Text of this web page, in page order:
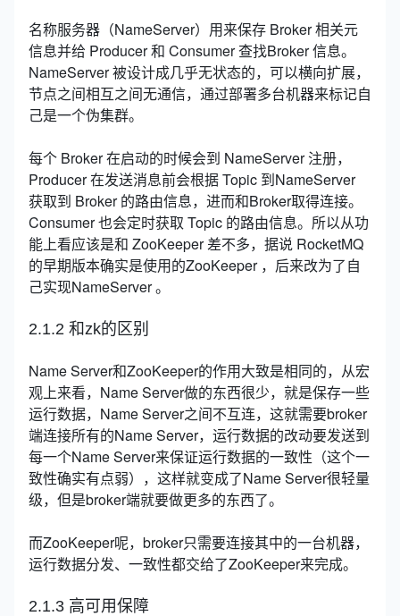
名称服务器（NameServer）用来保存 Broker 相关元
信息并给 Producer 和 Consumer 查找Broker 信息。
NameServer 被设计成几乎无状态的，可以横向扩展，
节点之间相互之间无通信，通过部署多台机器来标记自
己是一个伪集群。
每个 Broker 在启动的时候会到 NameServer 注册，
Producer 在发送消息前会根据 Topic 到NameServer
获取到 Broker 的路由信息，进而和Broker取得连接。
Consumer 也会定时获取 Topic 的路由信息。所以从功
能上看应该是和 ZooKeeper 差不多，据说 RocketMQ
的早期版本确实是使用的ZooKeeper ，后来改为了自
己实现NameServer 。
2.1.2 和zk的区别
Name Server和ZooKeeper的作用大致是相同的，从宏
观上来看，Name Server做的东西很少，就是保存一些
运行数据，Name Server之间不互连，这就需要broker
端连接所有的Name Server，运行数据的改动要发送到
每一个Name Server来保证运行数据的一致性（这个一
致性确实有点弱），这样就变成了Name Server很轻量
级，但是broker端就要做更多的东西了。
而ZooKeeper呢，broker只需要连接其中的一台机器，
运行数据分发、一致性都交给了ZooKeeper来完成。
2.1.3 高可用保障